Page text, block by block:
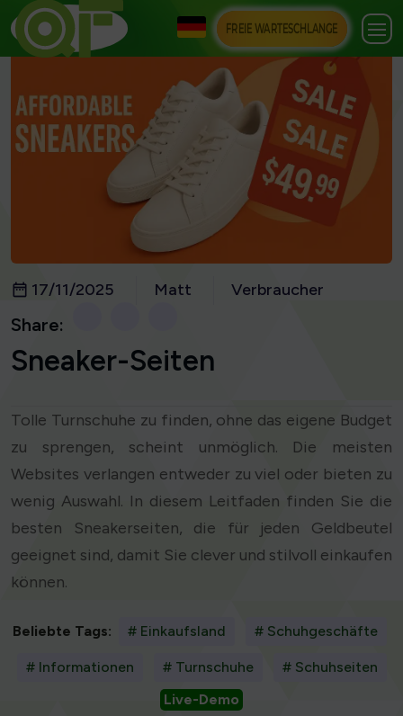
FREIE WARTESCHLANGE
17/11/2025 Matt Verbraucher
Share:
Sneaker-Seiten
Tolle Turnschuhe zu finden, ohne das eigene Budget
zu sprengen, scheint unmöglich. Die meisten
Websites verlangen entweder zu viel oder bieten zu
wenig Auswahl. In diesem Leitfaden finden Sie die
besten Sneakerseiten, die für jeden Geldbeutel
geeignet sind, damit Sie clever und stilvoll einkaufen
können.
Beliebte Tags: # Einkaufsland # Schuhgeschäfte
# Informationen # Turnschuhe
# Schuhseiten
Live-Demo